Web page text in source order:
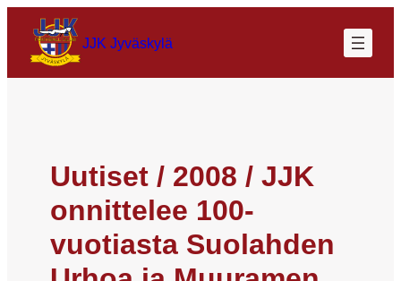
JJK Jyväskylä
Uutiset / 2008 / JJK
onnittelee 100-
vuotiasta Suolahden